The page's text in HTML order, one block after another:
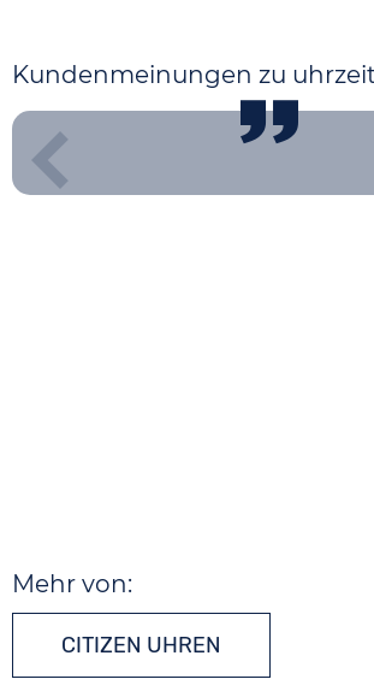
Kundenmeinungen zu
Mehr von:
CITIZEN UHREN